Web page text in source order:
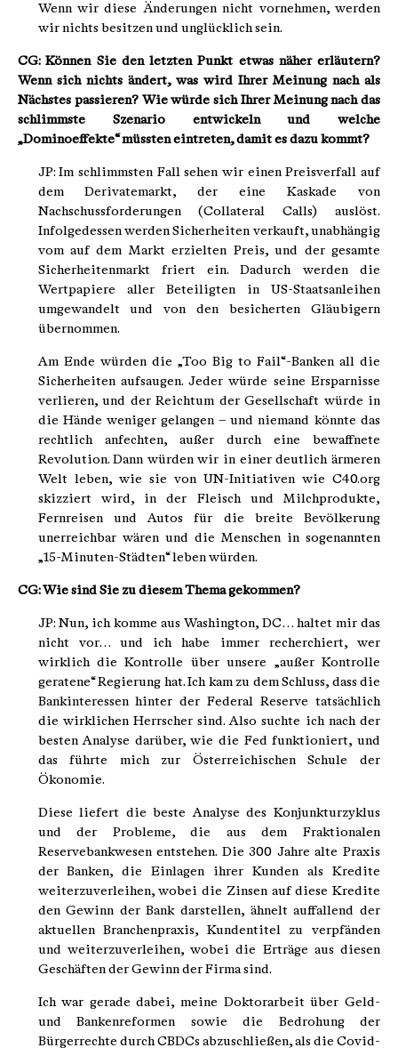
Wenn wir diese Änderungen nicht vornehmen, werden
wir nichts besitzen und unglücklich sein.
CG: Können Sie den letzten Punkt etwas näher erläutern?
Wenn sich nichts ändert, was wird Ihrer Meinung nach als
Nächstes passieren? Wie würde sich Ihrer Meinung nach das
schlimmste Szenario entwickeln und welche
„Dominoeffekte“ müssten eintreten, damit es dazu kommt?
JP: Im schlimmsten Fall sehen wir einen Preisverfall auf
dem Derivatemarkt, der eine Kaskade von
Nachschussforderungen (Collateral Calls) auslöst.
Infolgedessen werden Sicherheiten verkauft, unabhängig
vom auf dem Markt erzielten Preis, und der gesamte
Sicherheitenmarkt friert ein. Dadurch werden die
Wertpapiere aller Beteiligten in US-Staatsanleihen
umgewandelt und von den besicherten Gläubigern
übernommen.
Am Ende würden die „Too Big to Fail“-Banken all die
Sicherheiten aufsaugen. Jeder würde seine Ersparnisse
verlieren, und der Reichtum der Gesellschaft würde in
die Hände weniger gelangen – und niemand könnte das
rechtlich anfechten, außer durch eine bewaffnete
Revolution. Dann würden wir in einer deutlich ärmeren
Welt leben, wie sie von UN-Initiativen wie C40.org
skizziert wird, in der Fleisch und Milchprodukte,
Fernreisen und Autos für die breite Bevölkerung
unerreichbar wären und die Menschen in sogenannten
„15-Minuten-Städten“ leben würden.
CG: Wie sind Sie zu diesem Thema gekommen?
JP: Nun, ich komme aus Washington, DC… haltet mir das
nicht vor… und ich habe immer recherchiert, wer
wirklich die Kontrolle über unsere „außer Kontrolle
geratene“ Regierung hat. Ich kam zu dem Schluss, dass die
Bankinteressen hinter der Federal Reserve tatsächlich
die wirklichen Herrscher sind. Also suchte ich nach der
besten Analyse darüber, wie die Fed funktioniert, und
das führte mich zur Österreichischen Schule der
Ökonomie.
Diese liefert die beste Analyse des Konjunkturzyklus
und der Probleme, die aus dem Fraktionalen
Reservebankwesen entstehen. Die 300 Jahre alte Praxis
der Banken, die Einlagen ihrer Kunden als Kredite
weiterzuverleihen, wobei die Zinsen auf diese Kredite
den Gewinn der Bank darstellen, ähnelt auffallend der
aktuellen Branchenpraxis, Kundentitel zu verpfänden
und weiterzuverleihen, wobei die Erträge aus diesen
Geschäften der Gewinn der Firma sind.
Ich war gerade dabei, meine Doktorarbeit über Geld-
und Bankenreformen sowie die Bedrohung der
Bürgerrechte durch CBDCs abzuschließen, als die Covid-